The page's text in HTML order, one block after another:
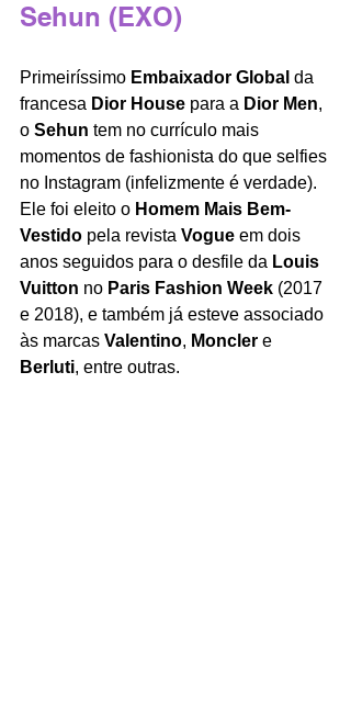
Sehun (EXO)
Primeiríssimo Embaixador Global da
francesa Dior House para a Dior Men,
o Sehun tem no currículo mais
momentos de fashionista do que selfies
no Instagram (infelizmente é verdade).
Ele foi eleito o Homem Mais Bem-
Vestido pela revista Vogue em dois
anos seguidos para o desfile da Louis
Vuitton no Paris Fashion Week (2017
e 2018), e também já esteve associado
às marcas Valentino, Moncler e
Berluti, entre outras.